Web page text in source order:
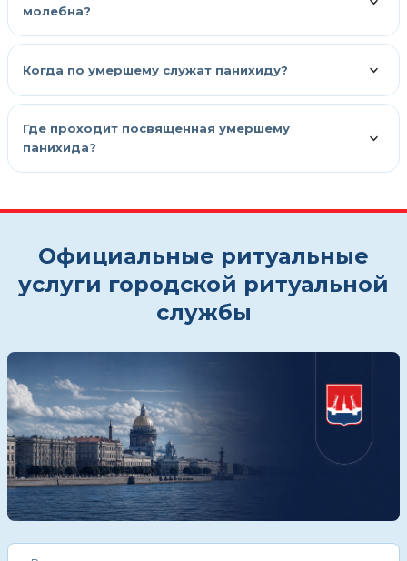
молебна?
Когда по умершему служат панихиду?
Где проходит посвященная умершему
панихида?
Официальные ритуальные
услуги городской ритуальной
службы